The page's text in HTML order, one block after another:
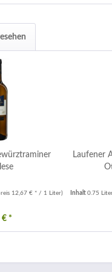
12,67 € * / 1 Liter)
€ *
Laufener
Inhalt0.75